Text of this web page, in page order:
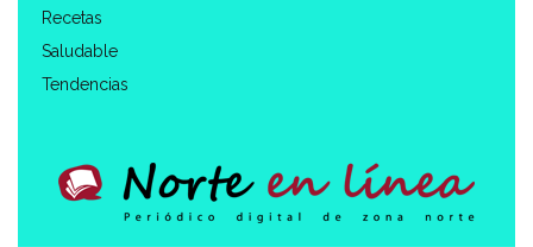
Recetas
Saludable
Tendencias